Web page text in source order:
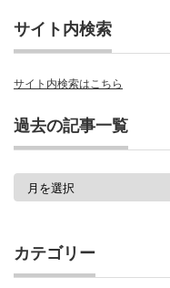
サイト内検索
サイト内検索はこちら
過去の記事一覧
一
覧
カテゴリー